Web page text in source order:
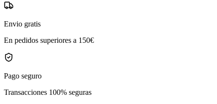
Envio gratis
En pedidos superiores a 150€
Pago seguro
Transacciones 100% seguras